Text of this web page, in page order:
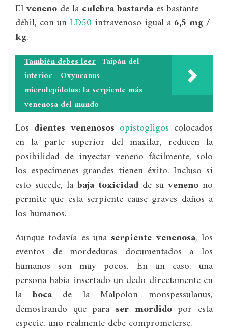
Elveneno de la culebra bastarda es bastante
débil, con unLD50 intravenoso igual a 6,5 mg /
kg.
También debes leer Taipán del
interior - Oxyuranus
microlepidotus: la serpiente más
venenosa del mundo
Los dientes venenosos opistogligos colocados
en la parte superior del maxilar, reducen la
posibilidad de inyectar veneno fácilmente, solo
los especímenes grandes tienen éxito. Incluso si
esto sucede, labaja toxicidad de su veneno no
permite que esta serpiente cause graves daños a
los humanos.
Aunque todavía es una serpiente venenosa, los
eventos de mordeduras documentados a los
humanos son muy pocos. En un caso, una
persona había insertado un dedo directamente en
laboca de la Malpolon monspessulanus,
demostrando que para ser mordidopor esta
especie, uno realmente debe comprometerse.